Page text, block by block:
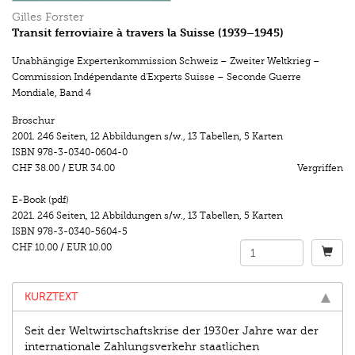
Gilles Forster
Transit ferroviaire à travers la Suisse (1939–1945)
Unabhängige Expertenkommission Schweiz – Zweiter Weltkrieg –
Commission Indépendante d'Experts Suisse – Seconde Guerre
Mondiale, Band 4
Broschur
2001. 246 Seiten, 12 Abbildungen s/w., 13 Tabellen, 5 Karten
ISBN 978-3-0340-0604-0
CHF 38.00 / EUR 34.00 Vergriffen
E-Book (pdf)
2021. 246 Seiten, 12 Abbildungen s/w., 13 Tabellen, 5 Karten
ISBN 978-3-0340-5604-5
CHF 10.00 / EUR 10.00
KURZTEXT
Seit der Weltwirtschaftskrise der 1930er Jahre war der
internationale Zahlungsverkehr staatlichen